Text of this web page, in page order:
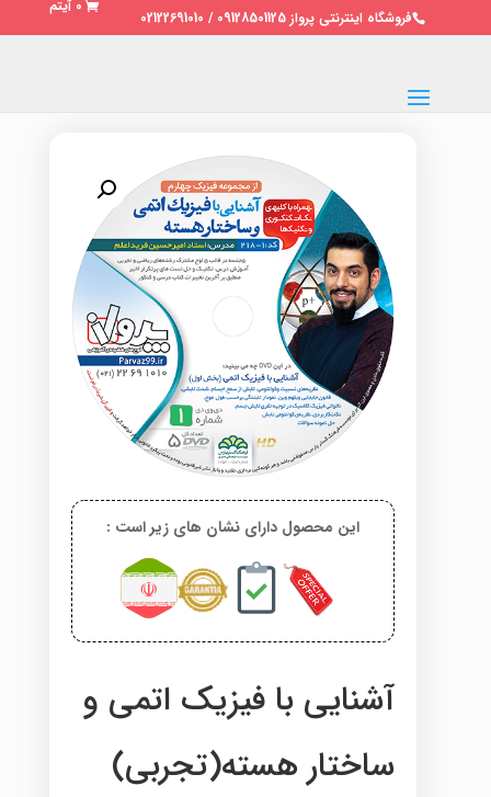
فروشگاه اینترنتی پرواز 09128501125 / 02122691010
0 آیتم
این محصول دارای نشان های زیر است :
آشنایی با فیزیک اتمی و
ساختار هسته(تجربی)